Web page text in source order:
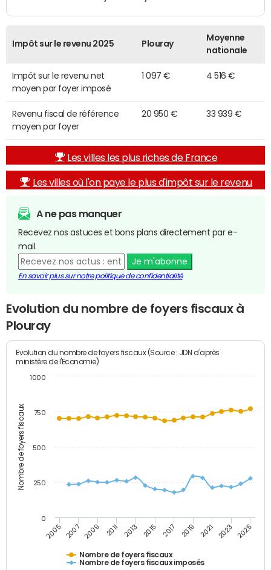
Impôt sur le revenu 2025 Plouray
Moyenne
nationale
Impôt sur le revenu net
moyen par foyer imposé
1 097 € 4 516 €
Revenu fiscal de référence
moyen par foyer
20 950 € 33 939 €
Les villes les plus riches de France
Les villes où l'on paye le plus d'impôt sur le revenu
A ne pas manquer
Recevez nos astuces et bons plans directement par e-
mail.
Je m'abonne
En savoir plus sur notre politique de confidentialité
Evolution du nombre de foyers fiscaux à
Plouray
Nombre de foyers fiscaux
Evolution du nombre de foyers fiscaux (Source : JDN d'après
ministère de l'Economie)
Nombre de foyers fiscaux
Nombre de foyers fiscaux imposés
2005 2007 2009 2011 2013 2015 2017 2019 2021 2023 2025
0
250
500
750
1000